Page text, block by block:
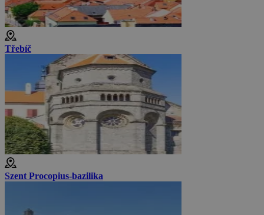
Třebíč
Szent Procopius-bazilika